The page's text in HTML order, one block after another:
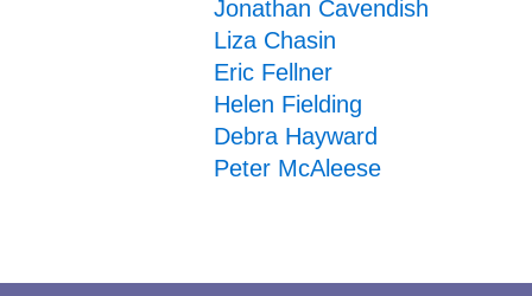
Jonathan Cavendish
Liza Chasin
Eric Fellner
Helen Fielding
Debra Hayward
Peter McAleese